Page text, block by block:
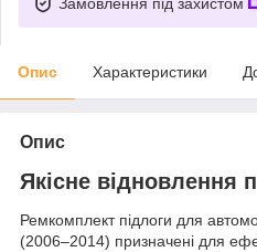
Опис Характеристики
Опис
Якісне відновлення
Ремкомплект підлоги для
(2006–2014) призначені для